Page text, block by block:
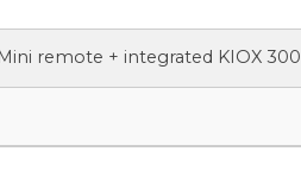
remote + integrated KIOX 300